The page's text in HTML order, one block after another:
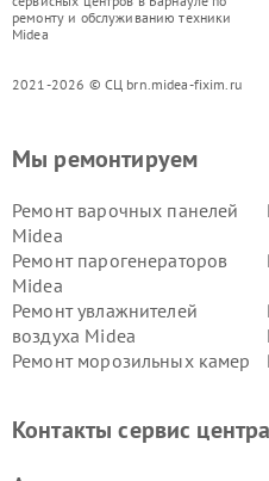
ремонту и обслуживанию техники
Midea
2021-2026 © СЦ brn.midea-fixim.ru
Мы ремонтируем
Ремонт варочных панелей
Midea
Ремонт парогенераторов
Midea
Ремонт увлажнителей
воздуха Midea
Ремонт морозильных камер
пылесосов Midea
Контакты сервис центра